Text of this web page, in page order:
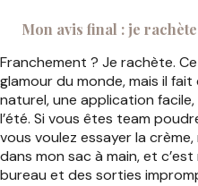
Mon avis final : je
Franchement ? Je rachète.
glamour du monde, mais il fait
naturel, une application
l’été. Si vous êtes team
vous voulez essayer la crème,
dans mon sac à main, et
bureau et des sorties